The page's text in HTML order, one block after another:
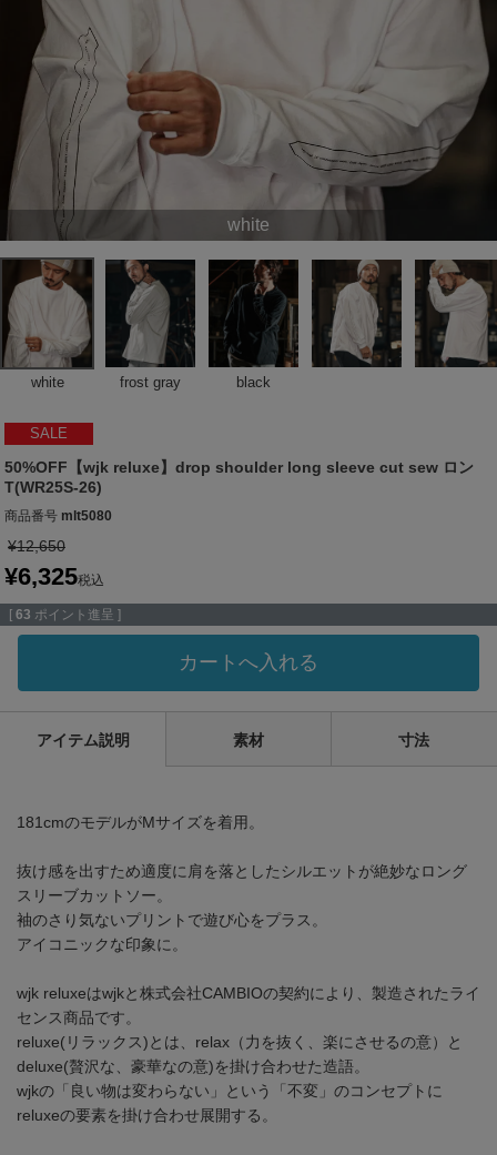
white
white frost gray black
SALE
50%OFF【wjk reluxe】drop shoulder long sleeve cut sew ロン
T(WR25S-26)
商品番号 mlt5080
¥12,650
¥6,325税込
[ 63 ポイント進呈 ]
カートへ入れる
アイテム説明 素材 寸法
181cmのモデルがMサイズを着用。
抜け感を出すため適度に肩を落としたシルエットが絶妙なロング
スリーブカットソー。
袖のさり気ないプリントで遊び心をプラス。
アイコニックな印象に。
wjk reluxeはwjkと株式会社CAMBIOの契約により、製造されたライ
センス商品です。
reluxe(リラックス)とは、relax（力を抜く、楽にさせるの意）と
deluxe(贅沢な、豪華なの意)を掛け合わせた造語。
wjkの「良い物は変わらない」という「不変」のコンセプトに
reluxeの要素を掛け合わせ展開する。